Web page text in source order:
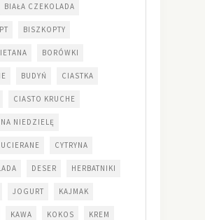
BIAŁA CZEKOLADA
BISZKOPTY
BORÓWKI
BUDYŃ CIASTKA
CIASTO KRUCHE
NIEDZIELĘ
CYTRYNA
DESER HERBATNIKI
JOGURT KAJMAK
KAWA KOKOS KREM